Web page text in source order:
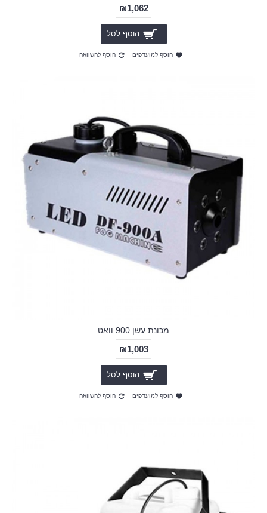
₪1,062
הוסף לסל
הוסף למועדפים הוסף להשוואה
מכונת עשן 900 וואט
₪1,003
הוסף לסל
הוסף למועדפים הוסף להשוואה